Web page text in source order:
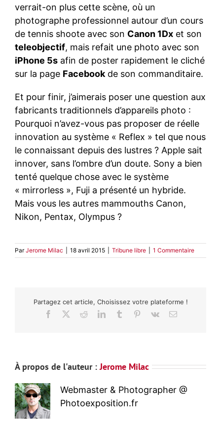
verrait-on plus cette scène, où un
photographe professionnel autour d’un cours
de tennis shoote avec son Canon 1Dx et son
teleobjectif, mais refait une photo avec son
iPhone 5s afin de poster rapidement le cliché
sur la page Facebookde son commanditaire.
Et pour finir, j’aimerais poser une question aux
fabricants traditionnels d’appareils photo :
Pourquoi n’avez-vous pas proposer de réelle
innovation au système « Reflex » tel que nous
le connaissant depuis des lustres ? Apple sait
innover, sans l’ombre d’un doute. Sony a bien
tenté quelque chose avec le système
« mirrorless », Fuji a présenté un hybride.
Mais vous les autres mammouths Canon,
Nikon, Pentax, Olympus ?
ParJerome Milac 18 avril 2015 Tribune libre 1 Commentaire
Partagez cet article, Choisissez votre plateforme !
Facebook
RedditLinkedInTumblr Pinterest
Vk Email
À propos de l'auteur :Jerome Milac
Webmaster & Photographer @
Photoexposition.fr